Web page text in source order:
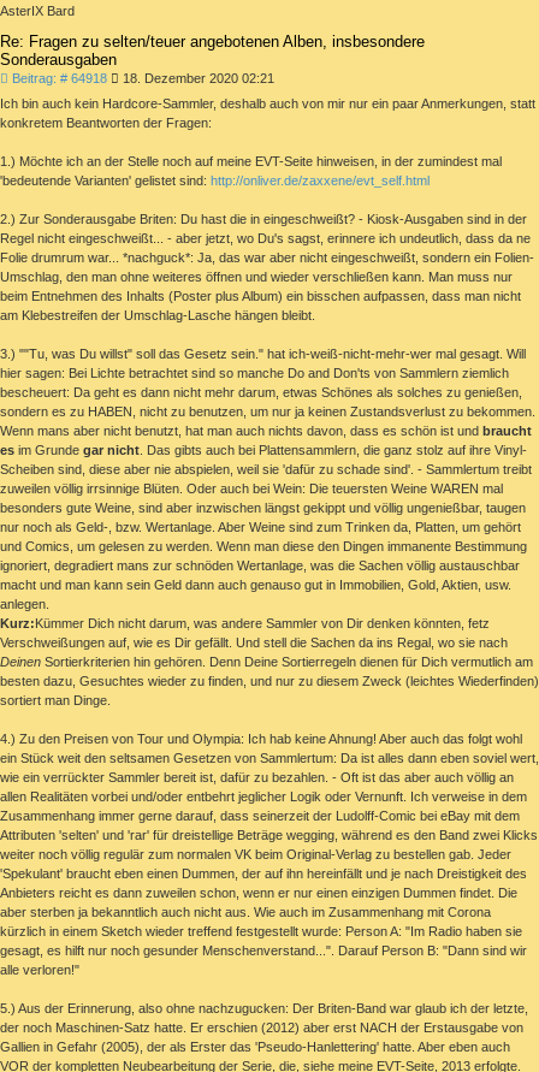
AsterIX Bard
Re: Fragen zu selten/teuer angebotenen Alben, insbesondere
Sonderausgaben
Beitrag: # 64918Beitrag18. Dezember 2020 02:21
Ich bin auch kein Hardcore-Sammler, deshalb auch von mir nur ein paar Anmerkungen, statt
konkretem Beantworten der Fragen:
1.) Möchte ich an der Stelle noch auf meine EVT-Seite hinweisen, in der zumindest mal
'bedeutende Varianten' gelistet sind: http://onliver.de/zaxxene/evt_self.html
2.) Zur Sonderausgabe Briten: Du hast die in eingeschweißt? - Kiosk-Ausgaben sind in der
Regel nicht eingeschweißt... - aber jetzt, wo Du's sagst, erinnere ich undeutlich, dass da ne
Folie drumrum war... *nachguck*: Ja, das war aber nicht eingeschweißt, sondern ein Folien-
Umschlag, den man ohne weiteres öffnen und wieder verschließen kann. Man muss nur
beim Entnehmen des Inhalts (Poster plus Album) ein bisschen aufpassen, dass man nicht
am Klebestreifen der Umschlag-Lasche hängen bleibt.
3.) ""Tu, was Du willst" soll das Gesetz sein." hat ich-weiß-nicht-mehr-wer mal gesagt. Will
hier sagen: Bei Lichte betrachtet sind so manche Do and Don'ts von Sammlern ziemlich
bescheuert: Da geht es dann nicht mehr darum, etwas Schönes als solches zu genießen,
sondern es zu HABEN, nicht zu benutzen, um nur ja keinen Zustandsverlust zu bekommen.
Wenn mans aber nicht benutzt, hat man auch nichts davon, dass es schön ist und braucht
es im Grunde gar nicht . Das gibts auch bei Plattensammlern, die ganz stolz auf ihre Vinyl-
Scheiben sind, diese aber nie abspielen, weil sie 'dafür zu schade sind'. - Sammlertum treibt
zuweilen völlig irrsinnige Blüten. Oder auch bei Wein: Die teuersten Weine WAREN mal
besonders gute Weine, sind aber inzwischen längst gekippt und völlig ungenießbar, taugen
nur noch als Geld-, bzw. Wertanlage. Aber Weine sind zum Trinken da, Platten, um gehört
und Comics, um gelesen zu werden. Wenn man diese den Dingen immanente Bestimmung
ignoriert, degradiert mans zur schnöden Wertanlage, was die Sachen völlig austauschbar
macht und man kann sein Geld dann auch genauso gut in Immobilien, Gold, Aktien, usw.
anlegen.
Kurz:Kümmer Dich nicht darum, was andere Sammler von Dir denken könnten, fetz
Verschweißungen auf, wie es Dir gefällt. Und stell die Sachen da ins Regal, wo sie nach
Deinen Sortierkriterien hin gehören. Denn Deine Sortierregeln dienen für Dich vermutlich am
besten dazu, Gesuchtes wieder zu finden, und nur zu diesem Zweck (leichtes Wiederfinden)
sortiert man Dinge.
4.) Zu den Preisen von Tour und Olympia: Ich hab keine Ahnung! Aber auch das folgt wohl
ein Stück weit den seltsamen Gesetzen von Sammlertum: Da ist alles dann eben soviel wert,
wie ein verrückter Sammler bereit ist, dafür zu bezahlen. - Oft ist das aber auch völlig an
allen Realitäten vorbei und/oder entbehrt jeglicher Logik oder Vernunft. Ich verweise in dem
Zusammenhang immer gerne darauf, dass seinerzeit der Ludolff-Comic bei eBay mit dem
Attributen 'selten' und 'rar' für dreistellige Beträge wegging, während es den Band zwei Klicks
weiter noch völlig regulär zum normalen VK beim Original-Verlag zu bestellen gab. Jeder
'Spekulant' braucht eben einen Dummen, der auf ihn hereinfällt und je nach Dreistigkeit des
Anbieters reicht es dann zuweilen schon, wenn er nur einen einzigen Dummen findet. Die
aber sterben ja bekanntlich auch nicht aus. Wie auch im Zusammenhang mit Corona
kürzlich in einem Sketch wieder treffend festgestellt wurde: Person A: "Im Radio haben sie
gesagt, es hilft nur noch gesunder Menschenverstand...". Darauf Person B: "Dann sind wir
alle verloren!"
5.) Aus der Erinnerung, also ohne nachzugucken: Der Briten-Band war glaub ich der letzte,
der noch Maschinen-Satz hatte. Er erschien (2012) aber erst NACH der Erstausgabe von
Gallien in Gefahr (2005), der als Erster das 'Pseudo-Hanlettering' hatte. Aber eben auch
VOR der kompletten Neubearbeitung der Serie, die, siehe meine EVT-Seite, 2013 erfolgte.